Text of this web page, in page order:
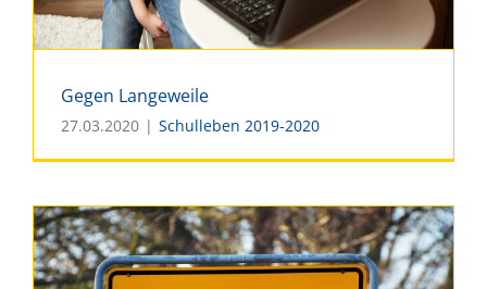
Gegen Langeweile
Gegen Langeweile
27.03.2020 | Schulleben 2019-2020